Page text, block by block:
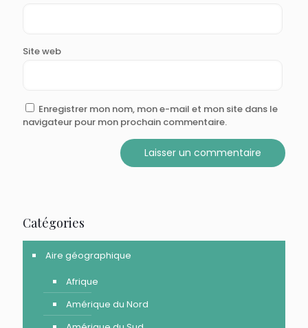
Site web
Enregistrer mon nom, mon e-mail et mon site dans le
navigateur pour mon prochain commentaire.
Catégories
Aire géographique
Afrique
Amérique du Nord